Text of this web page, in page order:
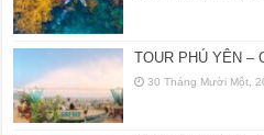
TOUR PHÚ YÊN –
30 Tháng Mười Một,